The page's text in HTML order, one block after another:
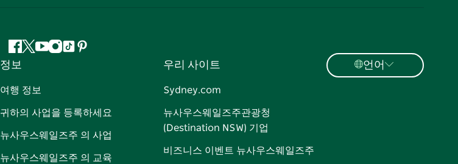
페
이
지 유 인
램
틱
핀
트
정보
여행 정보
귀하의 사업을 등록하세요
뉴사우스웨일즈주 의 사업
뉴사우스웨일즈주 의 교육
우리 사이트
Sydney.com
뉴사우스웨일즈주관광청
(Destination NSW) 기업
비즈니스 이벤트 뉴사우스웨일즈주
언어